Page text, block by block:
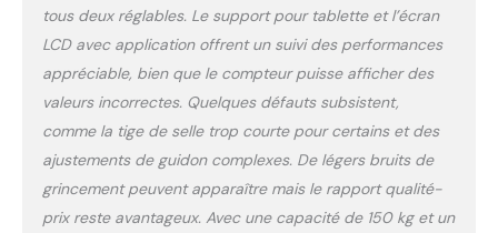
même lors
d’entraînements intensifs.
Son cadre en acier de 3
mm d’épaisseur, forgé
sous une pression de 1
200 tonnes, offre une
robustesse à toute
épreuve. L’ergonomie
globale protège
efficacement vos genoux
tous deux réglables. Le support pour tablette et l’écran
LCD avec application offrent un suivi des performances
appréciable, bien que le compteur puisse afficher des
valeurs incorrectes. Quelques défauts subsistent,
comme la tige de selle trop courte pour certains et des
ajustements de guidon complexes. De légers bruits de
grincement peuvent apparaître mais le rapport qualité-
prix reste avantageux. Avec une capacité de 150 kg et un